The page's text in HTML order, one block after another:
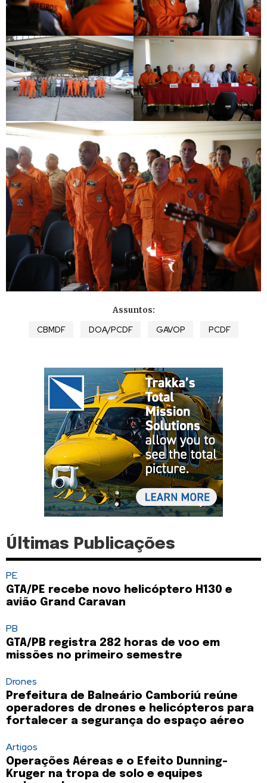
Assuntos:
CBMDF DOA/PCDF GAVOP PCDF
Últimas Publicações
PE
GTA/PE recebe novo helicóptero H130 e
avião Grand Caravan
PB
GTA/PB registra 282 horas de voo em
missões no primeiro semestre
Drones
Prefeitura de Balneário Camboriú reúne
operadores de drones e helicópteros para
fortalecer a segurança do espaço aéreo
Artigos
Operações Aéreas e o Efeito Dunning-
Kruger na tropa de solo e equipes